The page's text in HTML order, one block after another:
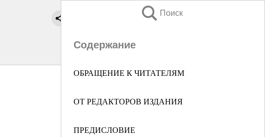
Поиск
Содержание
ОБРАЩЕНИЕ К ЧИТАТЕЛЯМ
ОТ РЕДАКТОРОВ ИЗДАНИЯ
ПРЕДИСЛОВИЕ